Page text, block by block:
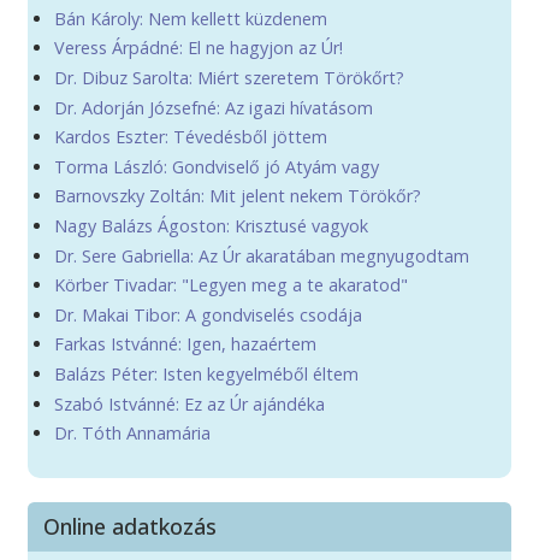
Bán Károly: Nem kellett küzdenem
Veress Árpádné: El ne hagyjon az Úr!
Dr. Dibuz Sarolta: Miért szeretem Törökőrt?
Dr. Adorján Józsefné: Az igazi hívatásom
Kardos Eszter: Tévedésből jöttem
Torma László: Gondviselő jó Atyám vagy
Barnovszky Zoltán: Mit jelent nekem Törökőr?
Nagy Balázs Ágoston: Krisztusé vagyok
Dr. Sere Gabriella: Az Úr akaratában megnyugodtam
Körber Tivadar: "Legyen meg a te akaratod"
Dr. Makai Tibor: A gondviselés csodája
Farkas Istvánné: Igen, hazaértem
Balázs Péter: Isten kegyelméből éltem
Szabó Istvánné: Ez az Úr ajándéka
Dr. Tóth Annamária
Online adatkozás